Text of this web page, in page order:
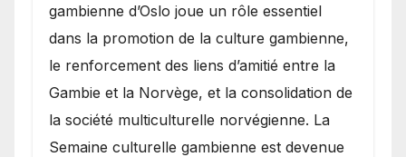
gambienne d’Oslo joue un rôle essentiel
dans la promotion de la culture gambienne,
le renforcement des liens d’amitié entre la
Gambie et la Norvège, et la consolidation de
la société multiculturelle norvégienne. La
Semaine culturelle gambienne est devenue